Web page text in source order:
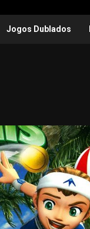
Jogos Dublados